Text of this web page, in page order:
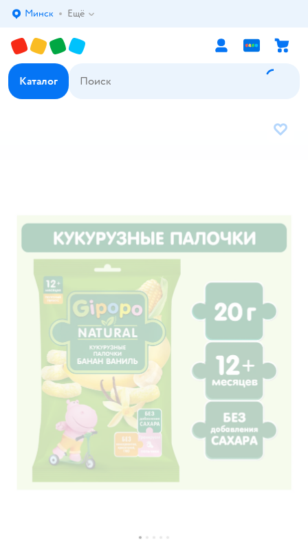
Выбор адреса доставки.
Минск Ещё
Каталог
В